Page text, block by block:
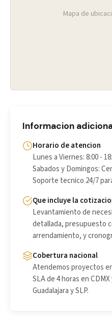
Mapa de
Informacion
Horario de atencion
Lunes a Viernes: 8:00 -
Sabados y Domingos:
Soporte tecnico 24/7
Que incluye la
Levantamiento de
detallada, presupuesto
arrendamiento, y
Cobertura nacional
Atendemos proyectos
SLA de 4 horas en
Guadalajara y SLP.